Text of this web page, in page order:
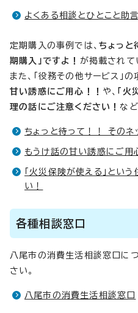
よくある相談とひとこと助言
定期購入の事例では、 ちょっと
期購入」ですよ！ が掲載されて
また、「役務その他サービス」
甘い誘惑にご用心！！ や、 「火
理の話にご注意ください！な
ちょっと待って！！ そのネ
もうけ話の甘い誘惑にご用
「火災保険が使える」とい
い！
各種相談窓口
八尾市の消費生活相談窓口に
さい。
八尾市の消費生活相談窓口